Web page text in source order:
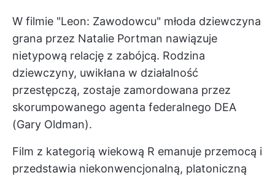
W filmie "Leon: Zawodowcu" młoda dziewczyna
grana przez Natalie Portman nawiązuje
nietypową relację z zabójcą. Rodzina
dziewczyny, uwikłana w działalność
przestępczą, zostaje zamordowana przez
skorumpowanego agenta federalnego DEA
(Gary Oldman).
Film z kategorią wiekową R emanuje przemocą i
przedstawia niekonwencjonalną, platoniczną